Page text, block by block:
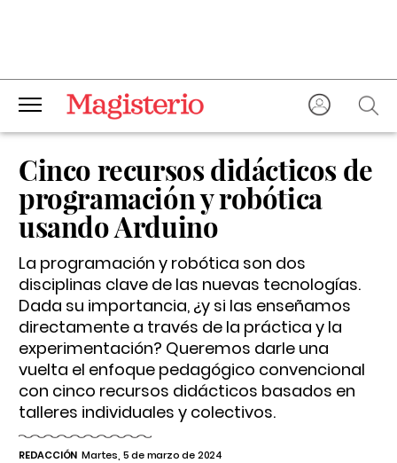
Cinco recursos didácticos de
programación y robótica
usando Arduino
La programación y robótica son dos
disciplinas clave de las nuevas tecnologías.
Dada su importancia, ¿y si las enseñamos
directamente a través de la práctica y la
experimentación? Queremos darle una
vuelta el enfoque pedagógico convencional
con cinco recursos didácticos basados en
talleres individuales y colectivos.
REDACCIÓN Martes, 5 de marzo de 2024